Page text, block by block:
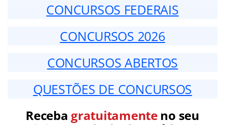
CONCURSOS FEDERAIS
CONCURSOS 2026
CONCURSOS ABERTOS
QUESTÕES DE CONCURSOS
Receba gratuitamenteno seu